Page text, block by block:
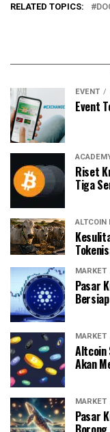
RELATED TOPICS:
EVENT
Event
Riset
Tiga
ALTCOIN
MARKET
Pasar
MARKET
Altcoin
Akan
MARKET
Pasar